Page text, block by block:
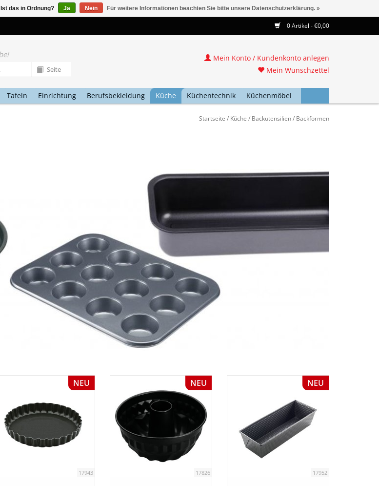
0 Artikel - €0,00
Tafeln Einrichtung Berufsbekleidung Küche Küchentechnik Küchenmöbel
Mein Konto / Kundenkonto anlegen
Mein Wunschzettel
Startseite / Küche / Backutensilien/ Backformen
NEU
17943
NEU
17826
NEU
17952
das in Ordnung? Ja Nein Für weitere Informationen beachten Sie bitte unsere Datenschutzerklärung. »